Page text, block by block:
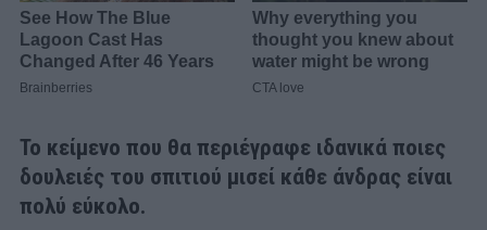
Το κείμενο που θα περιέγραφε ιδανικά ποιες
δουλειές του σπιτιού μισεί κάθε άνδρας είναι
πολύ εύκολο.